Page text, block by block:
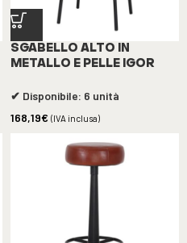
SGABELLO ALTO IN
METALLO E PELLE IGOR
✔ Disponibile: 6 unità
168,19€ (IVA inclusa)